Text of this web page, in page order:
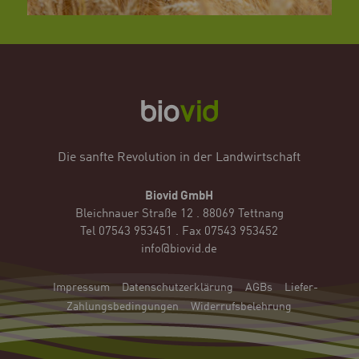
Die sanfte Revolution in der Landwirtschaft
Biovid GmbH
Bleichnauer Straße 12 . 88069 Tettnang
Tel 07543 953451 . Fax 07543 953452
info@biovid.de
Impressum Datenschutzerklärung AGBs
Liefer-
Zahlungsbedingungen
Widerrufsbelehrung